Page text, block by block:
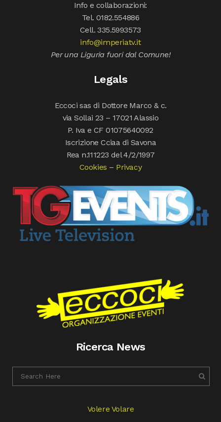
Info e collaborazioni:
Tel. 0182.554886
Cell. 335.5993573
info@imperiatv.it
Per una Liguria fuori dal Comune!
Legals
Eccoci sas di Dottore Marco & c.
via Sollai 23 – 17021 Alassio
P. Iva e CF 01075640092
Iscrizione Cciaa di Savona
Rea n.111223 del 4/2/1997
Cookies – Privacy
Ricerca News
Volere Volare